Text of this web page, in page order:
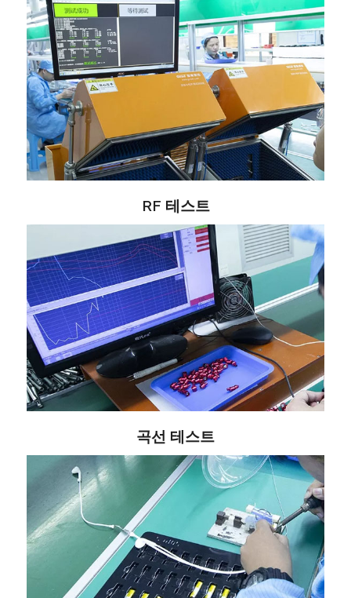
RF 테스트
곡선 테스트